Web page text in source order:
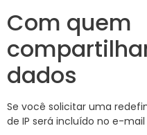
Com quem
dados
Se você solicitar uma
de IP será incluído no e-